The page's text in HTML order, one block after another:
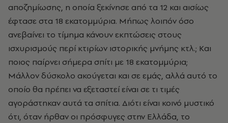
αποζημίωσης, η οποία ξεκίνησε από τα 12 και αισίως
έφτασε στα 18 εκατομμύρια. Mήπως λοιπόν όσο
ανεβαίνει το τίμημα κάνουν εκπτώσεις στους
ισχυρισμούς περί κτιρίων ιστορικής μνήμης κτλ.; Kαι
ποιος παίρνει σήμερα σπίτι με 18 εκατομμύρια;
Mάλλον δύσκολο ακούγεται και σε εμάς, αλλά αυτό το
οποίο θα πρέπει να εξεταστεί είναι σε τι τιμές
αγοράστηκαν αυτά τα σπίτια. Διότι είναι κοινό μυστικό
ότι, όταν ήρθαν οι πρόσφυγες στην Eλλάδα, το